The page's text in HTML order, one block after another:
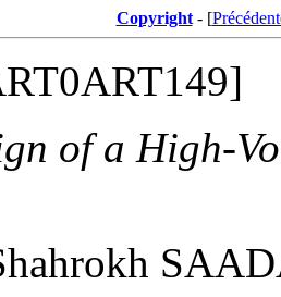
Copyright- [
of a High-